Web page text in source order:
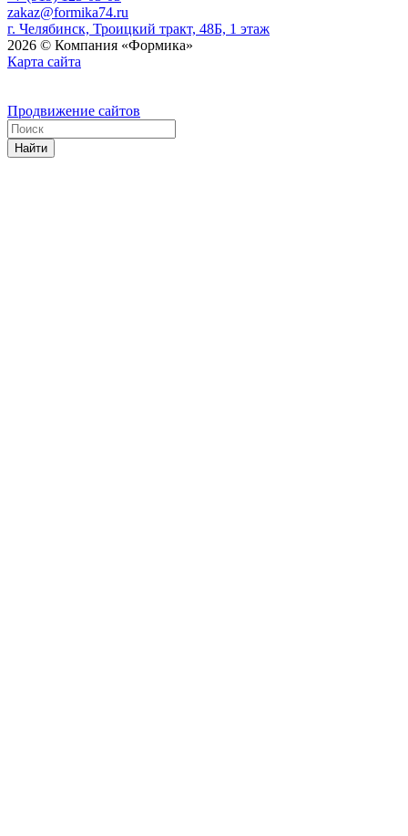
zakaz@formika74.ru
г. Челябинск, Троицкий тракт, 48Б, 1 этаж
2026 © Компания «Формика»
Карта сайта
Продвижение сайтов
Найти